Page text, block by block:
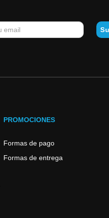
PROMOCIONES
Formas de pago
Formas de entrega